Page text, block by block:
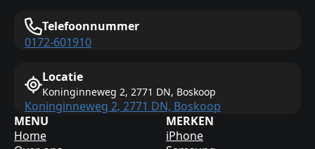
Telefoonnummer
0172-601910
Locatie
Koninginneweg 2, 2771 DN, Boskoop
Koninginneweg 2, 2771 DN, Boskoop
MENU
Home
MERKEN
iPhone